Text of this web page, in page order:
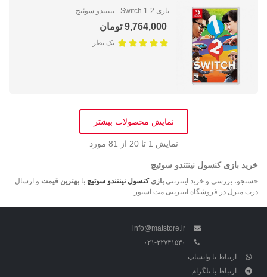
بازی 2-1 Switch - نینتندو سوئیچ
9,764,000 تومان
یک نظر
نمایش محصولات بیشتر
نمایش 1 تا 20 از 81 مورد
خرید بازی کنسول نینتندو سوئیچ
جستجو، بررسی و خرید اینترنتی بازیکنسول نینتندو سوئیچ با بهترین قیمت و ارسال
درب منزل در فروشگاه اینترنتی مت استور
info@matstore.ir
۰۲۱-۲۲۷۴۱۵۳۰
ارتباط با واتساپ
ارتباط با تلگرام